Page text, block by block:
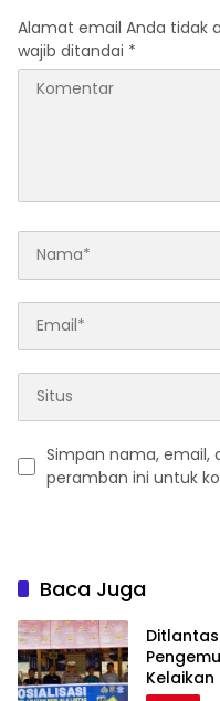
Alamat email Anda tidak
wajib ditandai *
Simpan nama, email,
peramban ini untuk
Baca Juga